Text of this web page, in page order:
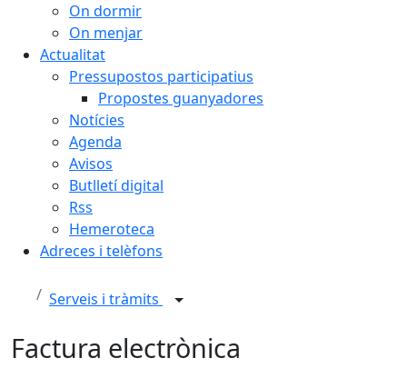
On dormir
On menjar
Actualitat
Pressupostos participatius
Propostes guanyadores
Notícies
Agenda
Avisos
Butlletí digital
Rss
Hemeroteca
Adreces i telèfons
Serveis i tràmits
Factura electrònica